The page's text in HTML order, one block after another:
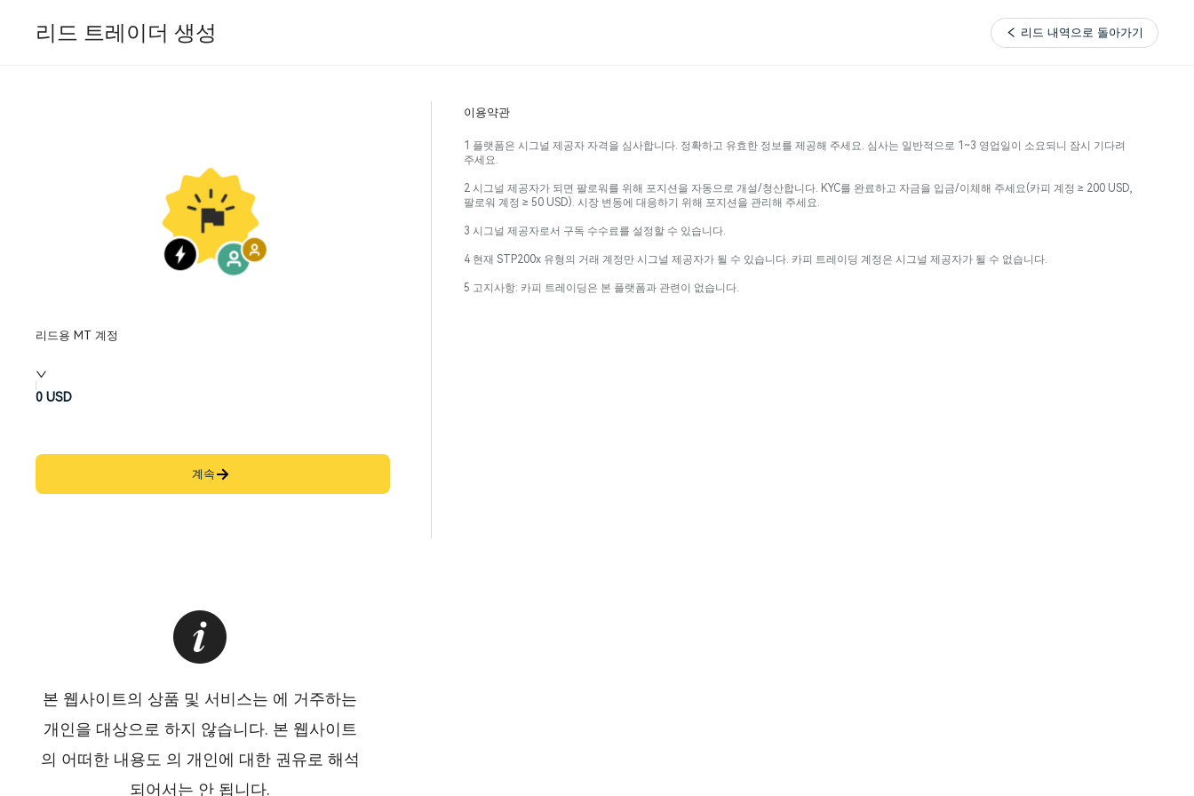
리드 트레이더 생성 리드 내역으로 돌아가기
리드용 MT 계정
0 USD
계속
이용약관
1 플랫폼은 시그널 제공자 자격을 심사합니다. 정확하고 유효한 정보를 제공해 주세요. 심사는 일반적으로 1~3 영업일이 소요되니 잠시 기다려
주세요.
2 시그널 제공자가 되면 팔로워를 위해 포지션을 자동으로 개설/청산합니다. KYC를 완료하고 자금을 입금/이체해 주세요(카피 계정 ≥ 200 USD,
팔로워 계정 ≥ 50 USD). 시장 변동에 대응하기 위해 포지션을 관리해 주세요.
3 시그널 제공자로서 구독 수수료를 설정할 수 있습니다.
4 현재 STP200x 유형의 거래 계정만 시그널 제공자가 될 수 있습니다. 카피 트레이딩 계정은 시그널 제공자가 될 수 없습니다.
5 고지사항: 카피 트레이딩은 본 플랫폼과 관련이 없습니다.
본 웹사이트의 상품 및 서비스는 에 거주하는
개인을 대상으로 하지 않습니다. 본 웹사이트
의 어떠한 내용도 의 개인에 대한 권유로 해석
되어서는 안 됩니다.